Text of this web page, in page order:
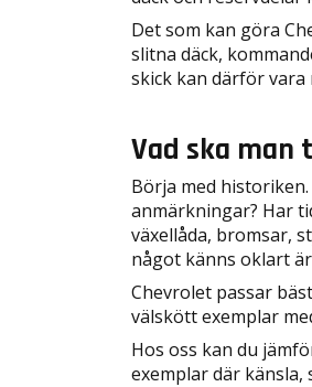
Det som kan göra
slitna däck,
skick kan därför
Vad ska man
Börja med
anmärkningar? Har
växellåda, bromsar,
något känns oklart
Chevrolet passar
välskött exemplar
Hos oss kan du
exemplar där känsla,